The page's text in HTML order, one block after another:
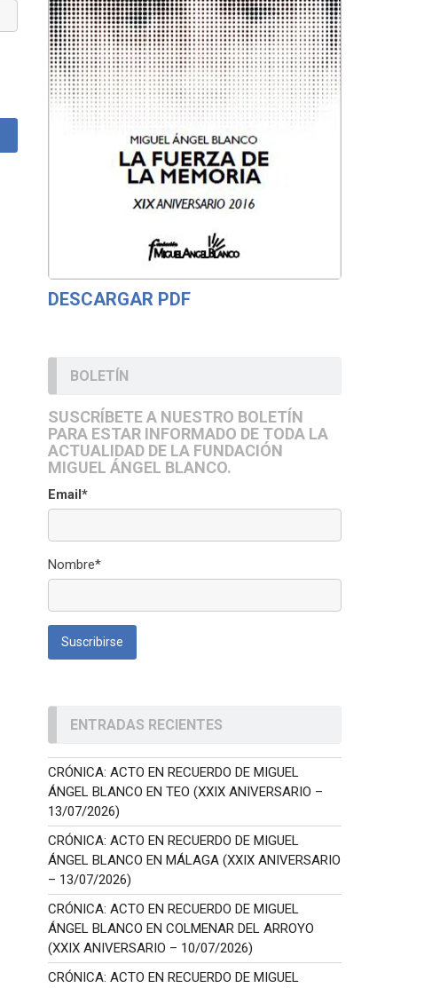
DESCARGAR PDF
BOLETÍN
SUSCRÍBETE A NUESTRO BOLETÍN
PARA ESTAR INFORMADO DE TODA LA
ACTUALIDAD DE LA FUNDACIÓN
MIGUEL ÁNGEL BLANCO.
Email*
Nombre*
ENTRADAS RECIENTES
CRÓNICA: ACTO EN RECUERDO DE MIGUEL
ÁNGEL BLANCO EN TEO (XXIX ANIVERSARIO –
13/07/2026)
CRÓNICA: ACTO EN RECUERDO DE MIGUEL
ÁNGEL BLANCO EN MÁLAGA (XXIX ANIVERSARIO
– 13/07/2026)
CRÓNICA: ACTO EN RECUERDO DE MIGUEL
ÁNGEL BLANCO EN COLMENAR DEL ARROYO
(XXIX ANIVERSARIO – 10/07/2026)
CRÓNICA: ACTO EN RECUERDO DE MIGUEL